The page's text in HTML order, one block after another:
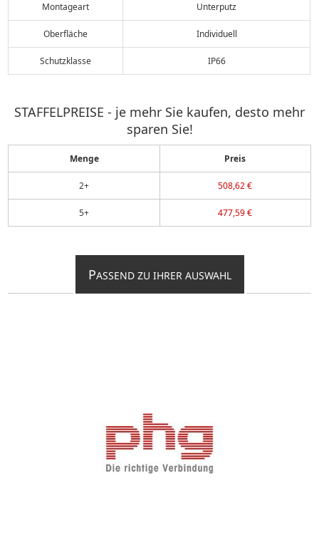
Montageart Unterputz
Oberfläche Individuell
Schutzklasse IP66
STAFFELPREISE - je mehr Sie kaufen, desto mehr
sparen Sie!
Menge
2+
5+
Preis
508,62 €
477,59 €
PASSEND ZU IHRER AUSWAHL